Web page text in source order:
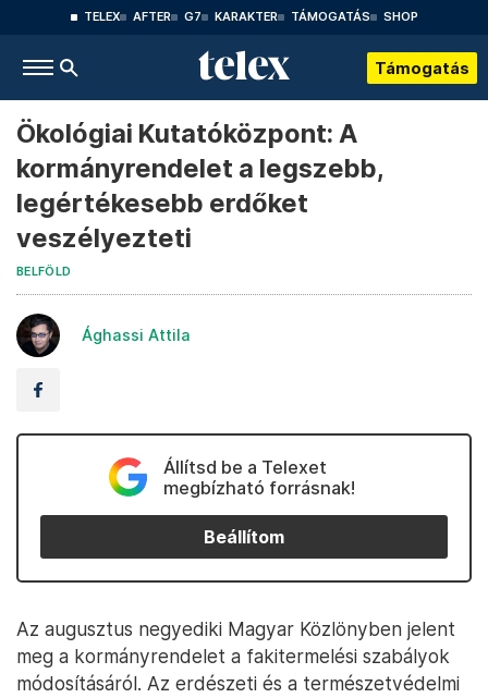
TELEX AFTER G7 KARAKTER TÁMOGATÁS SHOP
Támogatás
Ökológiai Kutatóközpont: A
kormányrendelet a legszebb,
legértékesebb erdőket
veszélyezteti
BELFÖLD
Ághassi Attila
Állítsd be a Telexet
megbízható forrásnak!
Beállítom
Az augusztus negyediki Magyar Közlönyben jelent
meg a kormányrendelet a fakitermelési szabályok
módosításáról. Az erdészeti és a természetvédelmi